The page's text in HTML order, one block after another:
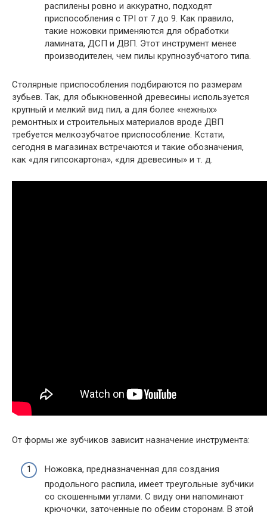
распилены ровно и аккуратно, подходят
приспособления с TPI от 7 до 9. Как правило,
такие ножовки применяются для обработки
ламината, ДСП и ДВП. Этот инструмент менее
производителен, чем пилы крупнозубчатого типа.
Столярные приспособления подбираются по размерам
зубьев. Так, для обыкновенной древесины используется
крупный и мелкий вид пил, а для более «нежных»
ремонтных и строительных материалов вроде ДВП
требуется мелкозубчатое приспособление. Кстати,
сегодня в магазинах встречаются и такие обозначения,
как «для гипсокартона», «для древесины» и т. д.
От формы же зубчиков зависит назначение инструмента:
Ножовка, предназначенная для создания
продольного распила, имеет треугольные зубчики
со скошенными углами. С виду они напоминают
крючочки, заточенные по обеим сторонам. В этой